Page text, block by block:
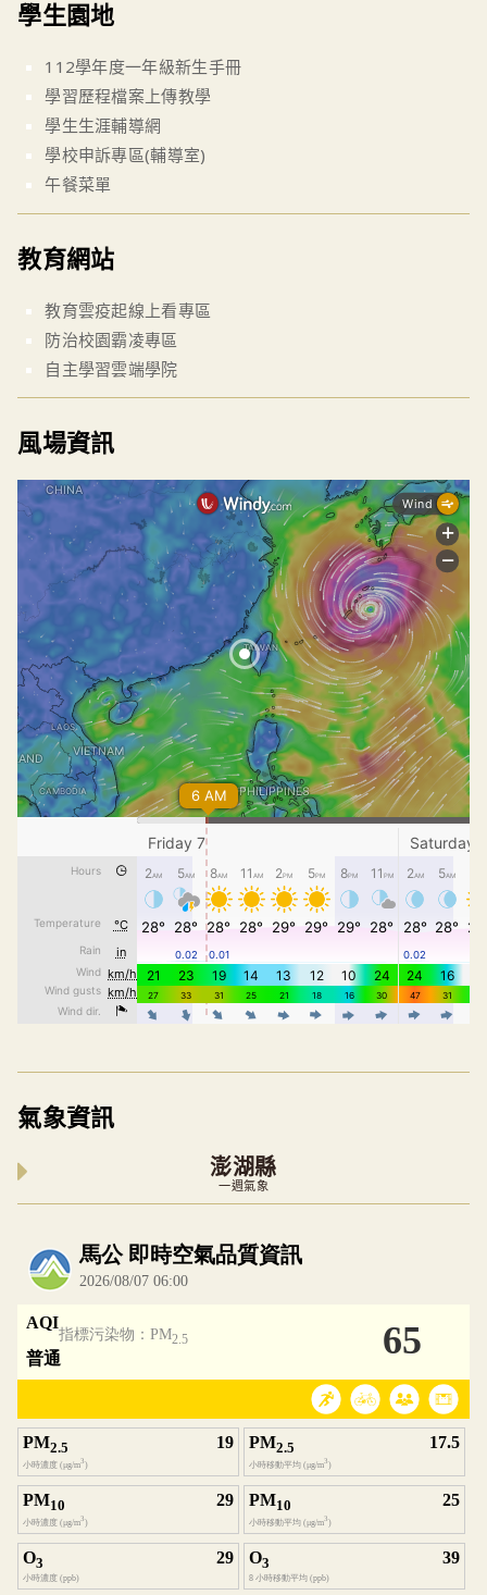
學生園地
112學年度一年級新生手冊
學習歷程檔案上傳教學
學生生涯輔導網
學校申訴專區(輔導室)
午餐菜單
教育網站
教育雲疫起線上看專區
防治校園霸凌專區
自主學習雲端學院
風場資訊
氣象資訊
澎湖縣
一週氣象
內嵌空氣品質小工具為視覺預覽，完整即時空